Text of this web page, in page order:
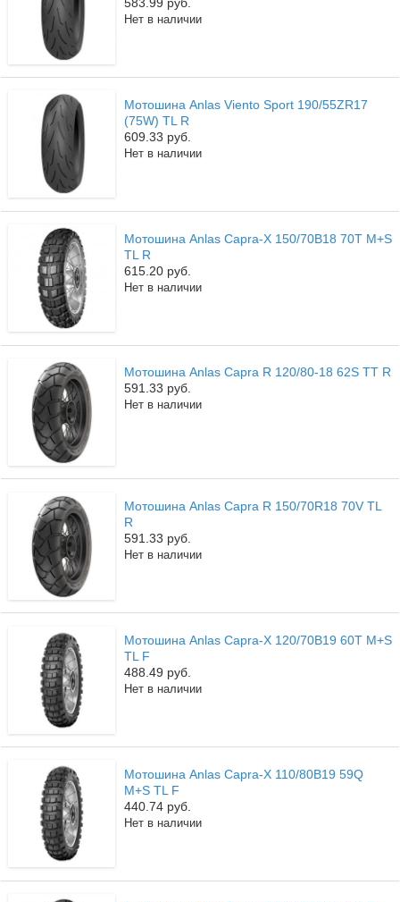
Нет в наличии
Мотошина Anlas Viento Sport 190/55ZR17
(75W) TL R
609.33 руб.
Нет в наличии
Мотошина Anlas Capra-X 150/70B18 70T M+S
TL R
615.20 руб.
Нет в наличии
Мотошина Anlas Capra R 120/80-18 62S TT R
591.33 руб.
Нет в наличии
Мотошина Anlas Capra R 150/70R18 70V TL
R
591.33 руб.
Нет в наличии
Мотошина Anlas Capra-X 120/70B19 60T M+S
TL F
488.49 руб.
Нет в наличии
Мотошина Anlas Capra-X 110/80B19 59Q
M+S TL F
440.74 руб.
Нет в наличии